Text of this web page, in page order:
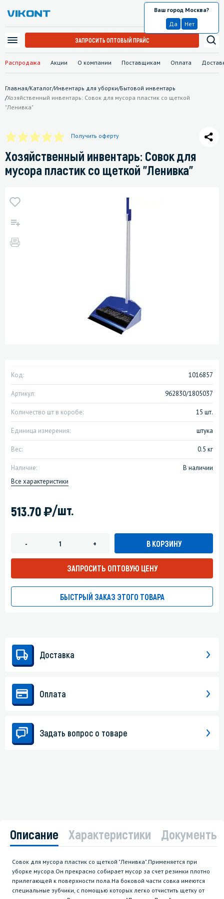
Распродажа Акции О компании Поставщикам Оплата
Москва
Ваш город Москва?
Да
Нет
ЗАПРОСИТЬ ОПТОВЫЙ ПРАЙС
Главная/Каталог/Инвентарь для уборки/Бытовой инвентарь
/Хозяйственный инвентарь: Совок для мусора пластик со щеткой
"Ленивка"
Получить оферту
Хозяйственный инвентарь: Совок для
мусора пластик со щеткой "Ленивка"
Код: 1016857
Артикул: 962830/1805037
Количество шт в коробе: 15 шт.
Единица измерения: штука
Вес: 0.5 кг
Наличие:
В наличии
Все характеристики
513.70)/шт.
- + В КОРЗИНУ
ЗАПРОСИТЬ ОПТОВУЮ ЦЕНУ
БЫСТРЫЙ ЗАКАЗ ЭТОГО ТОВАРА
Доставка
Оплата
Задать вопрос о товаре
Описание Характеристики Документы
Совок для мусора пластик со щеткой "Ленивка".Применяется при
уборке мусора.Он прекрасно собирает мусор за счет резинки плотно
прилегающей к поверхности пола.На боковой части совка имеются
специальные зубчики, с помощью которых легко отчистить щетку от